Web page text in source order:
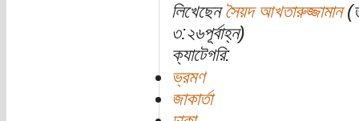
লিখেছেনসৈয়দ আখতারুজ্জামান
৩:২৬পূর্বাহ্ন)
ক্যাটেগরি:
ভ্রমণ
জাকার্তা